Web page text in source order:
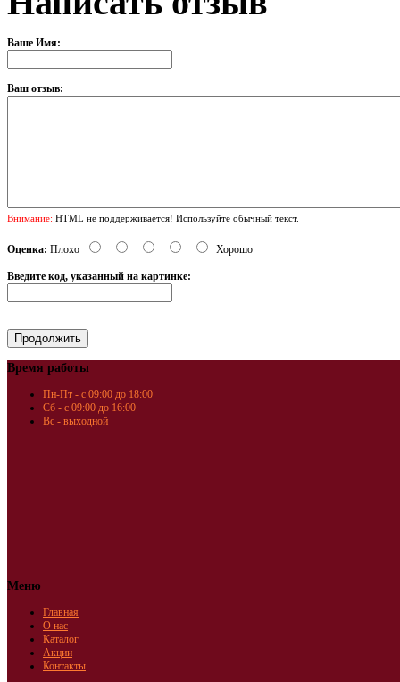
Ваше Имя:
Ваш отзыв:
Внимание: HTML не поддерживается! Используйте обычный текст.
Оценка: Плохо Хорошо
Введите код, указанный на картинке:
Время работы
Пн-Пт - с 09:00 до 18:00
Сб - с 09:00 до 16:00
Вс - выходной
Меню
Главная
О нас
Каталог
Акции
Контакты